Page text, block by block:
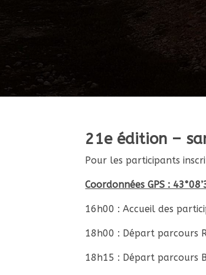
21e édition –
Pour les participants
Coordonnées GPS :
16h00 : Accueil des
18h00 : Départ parcours
18h15 : Départ parcours